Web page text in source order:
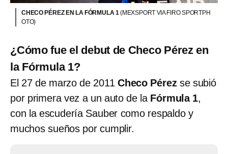
CHECO PÉREZ EN LA FÓRMULA 1(MEXSPORT VIA FIRO SPORTPH
OTO)
¿Cómo fue el debut de Checo Pérez en
la Fórmula 1?
El 27 de marzo de 2011 Checo Pérezse subió
por primera vez a un auto de la Fórmula 1,
con la escudería Sauber como respaldo y
muchos sueños por cumplir.